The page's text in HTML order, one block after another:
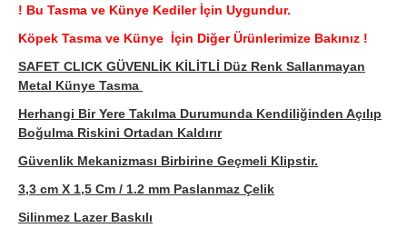
! Bu Tasma ve Künye Kediler İçin Uygundur.
Köpek Tasma ve Künye İçin Diğer Ürünlerimize Bakınız !
SAFET CLICK GÜVENLİK KİLİTLİ Düz Renk Sallanmayan
Metal Künye Tasma
Herhangi Bir Yere Takılma Durumunda Kendiliğinden Açılıp
Boğulma Riskini Ortadan Kaldırır
Güvenlik Mekanizması Birbirine Geçmeli Klipstir.
3,3 cm X 1,5 Cm / 1.2 mm Paslanmaz Çelik
Silinmez Lazer Baskılı